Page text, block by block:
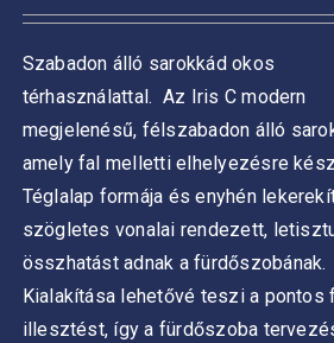
választhatók
ki
Szabadon álló sarokkád okos
térhasználattal. Az Iris C modern
megjelenésű, félszabadon álló
amely fal melletti elhelyezésre
Téglalap formája és enyhén
szögletes vonalai rendezett,
összhatást adnak a fürdőszobának.
Kialakítása lehetővé teszi a pontos
illesztést, így a fürdőszoba